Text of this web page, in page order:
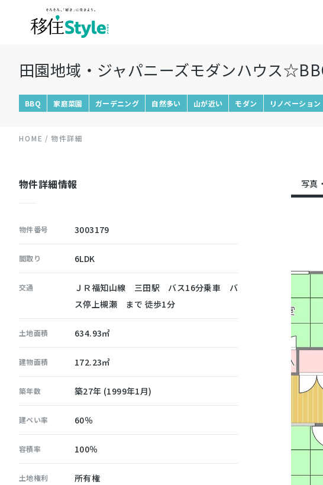
田園地域・ジャパニーズモダンハウス
BBQ 家庭菜園 ガーデニング 自然多い 山が近い モダン リノベーション
HOME 物件詳細
写真
物件詳細情報
物件番号 3003179
間取り 6LDK
交通
ＪＲ福知山線 三田駅 バス16分乗車 バ
ス停上槻瀬 まで 徒歩1分
土地面積 634.93㎡
建物面積 172.23㎡
築年数 築27年 (1999年1月)
建ぺい率 60％
容積率 100％
土地権利 所有権